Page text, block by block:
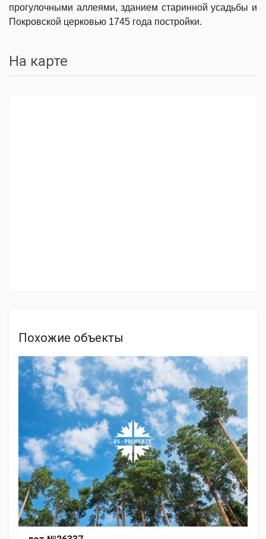
прогулочными аллеями, зданием старинной усадьбы и
Покровской церковью 1745 года постройки.
На карте
Похожие объекты